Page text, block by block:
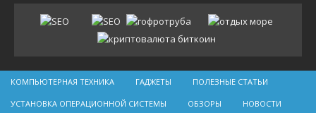
КОМПЬЮТЕРНАЯ ТЕХНИКА ГАДЖЕТЫ ПОЛЕЗНЫЕ СТАТЬИ
УСТАНОВКА ОПЕРАЦИОННОЙ СИСТЕМЫ ОБЗОРЫ НОВОСТИ